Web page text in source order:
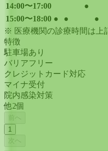
14:00〜17:00
●
15:00〜18:00 ● ●
●
※ 医療機関の診療時間は上
特徴
駐車場あり
バリアフリー
クレジットカード対応
マイナ受付
院内感染対策
他2個
前へ
1
次へ